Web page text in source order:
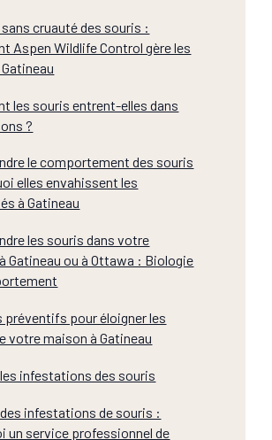
cruauté des souris :
Aspen Wildlife Control gère les
les souris entrent-elles dans
?
le comportement des souris
elles envahissent les
à Gatineau
les souris dans votre
Gatineau ou à Ottawa : Biologie
préventifs pour éloigner les
votre maison à Gatineau
les infestations des souris
infestations de souris :
un service professionnel de